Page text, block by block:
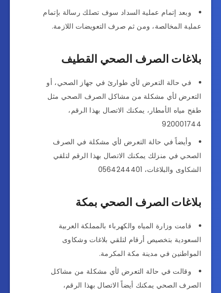
وبعد إتمام عملية السداد سوف تصلك رسالة بإتمام
عملية المخالصة، ومن ثم صرف التعويضات اللازمة.
بلاغات الصرف الصحي القطيف
في حالة التعرض لأي طوارئ في جهاز الصحي، أو
التعرض لأي مشكلة من مشاكل الصرف الصحي مثل
طفح مياه الأمطار، يمكنك الاتصال بهذا الرقم،
920001744
وأيضاً في حالة التعرض لأي مشكلة في الصرف
الصحي في منزلك يمكنك الاتصال بهذا الرقم لتلقي
الشكاوى والبلاغات، 0564244401
بلاغات الصرف الصحي بمكة
قامت وزارة المياه والكهرباء بالمملكة العربية
السعودية بتخصيص أرقام لتلقي بلاغات وشكاوى
المواطنين في مدينة مكة المكرمة.
وقالت في حالة التعرض لأي مشكلة من مشاكل
الصرف الصحي يمكنك أيضاً الاتصال بهذا الرقم،